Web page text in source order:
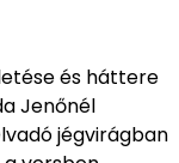
és háttere
Jenőnél
jégvirágban